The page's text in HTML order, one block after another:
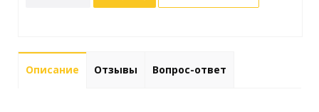
Описание Отзывы Вопрос-ответ